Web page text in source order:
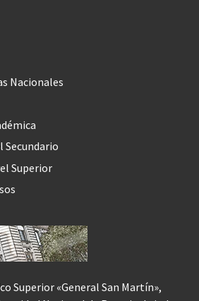
Nacionales
Secundario
Superior
Superior «General San Martín»,